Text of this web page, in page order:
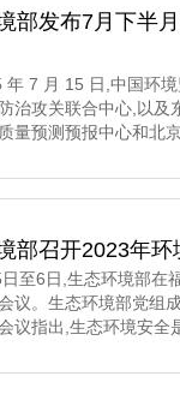
部发布7月下半
7 月 15 日,中国环境
治攻关联合中心,以及
量预测预报中心和北
月全国大部分地区空
及
部召开2023年
6日,生态环境部在福
议。生态环境部党组
指出,生态环境安全
出重要指示批示,为